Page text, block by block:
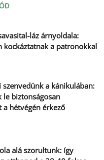
láz árnyoldala:
kockáztatnak a patronokkal
szenvedünk a kánikulában:
le biztonságosan
a hétvégén érkező
alá szorultunk: így